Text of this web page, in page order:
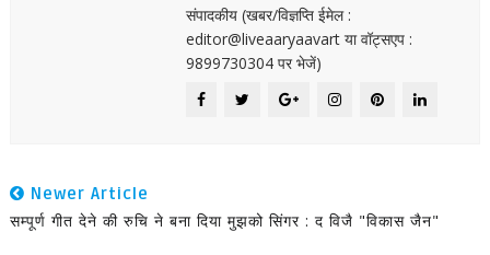
संपादकीय (खबर/विज्ञप्ति ईमेल :
editor@liveaaryaavart या वॉट्सएप :
9899730304 पर भेजें)
Newer Article
सम्पूर्ण गीत देने की रुचि ने बना दिया मुझको सिंगर : द विजै "विकास जैन"